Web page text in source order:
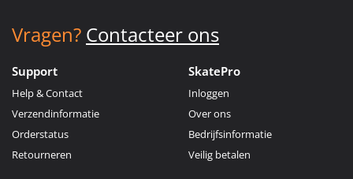
Vragen? Contacteer ons
Support
Help & Contact
Verzendinformatie
Orderstatus
Retourneren
SkatePro
Inloggen
Over ons
Bedrijfsinformatie
Veilig betalen